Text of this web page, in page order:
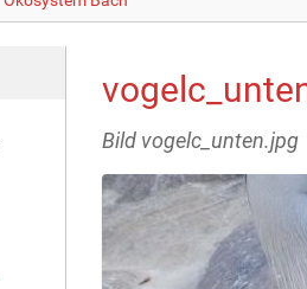
Bild vogelc_unten.jpg